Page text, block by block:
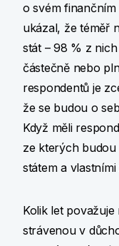
o svém
ukázal, že téměř
stát – 98 % z
částečně nebo
respondentů je
že se budou o
Když měli
ze kterých
státem a
Kolik let
strávenou v